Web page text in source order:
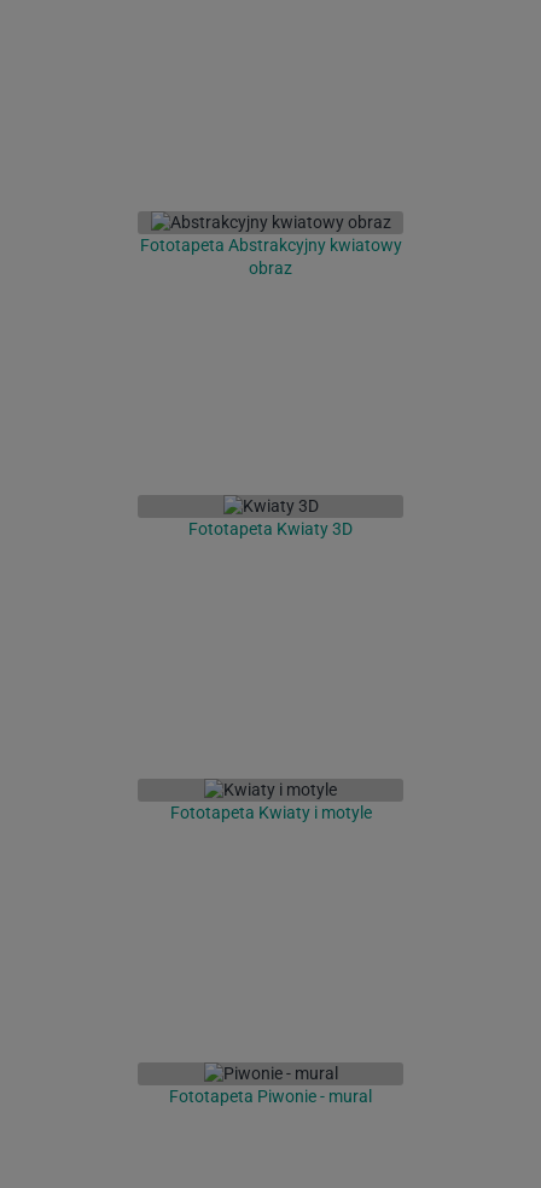
Fototapeta Abstrakcyjny kwiatowy
obraz
Fototapeta Kwiaty 3D
Fototapeta Kwiaty i motyle
Fototapeta Piwonie - mural